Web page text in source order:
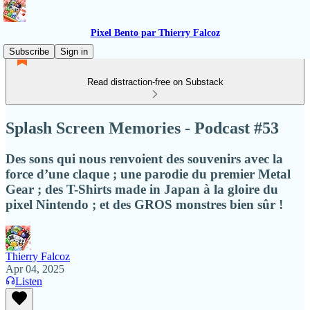
Pixel Bento par Thierry Falcoz
Subscribe
Sign in
Read distraction-free on Substack
Splash Screen Memories - Podcast #53
Des sons qui nous renvoient des souvenirs avec la
force d’une claque ; une parodie du premier Metal
Gear ; des T-Shirts made in Japan à la gloire du
pixel Nintendo ; et des GROS monstres bien sûr !
Thierry Falcoz
Apr 04, 2025
Listen